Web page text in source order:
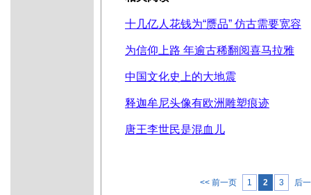
十几亿人花钱为“赝品” 仿古需要宽容
为信仰上路 年逾古稀翻阅喜马拉雅
中国文化史上的大地震
释迦牟尼头像有欧洲雕塑痕迹
唐王李世民是混血儿
<< 前一页 1 2 3 后